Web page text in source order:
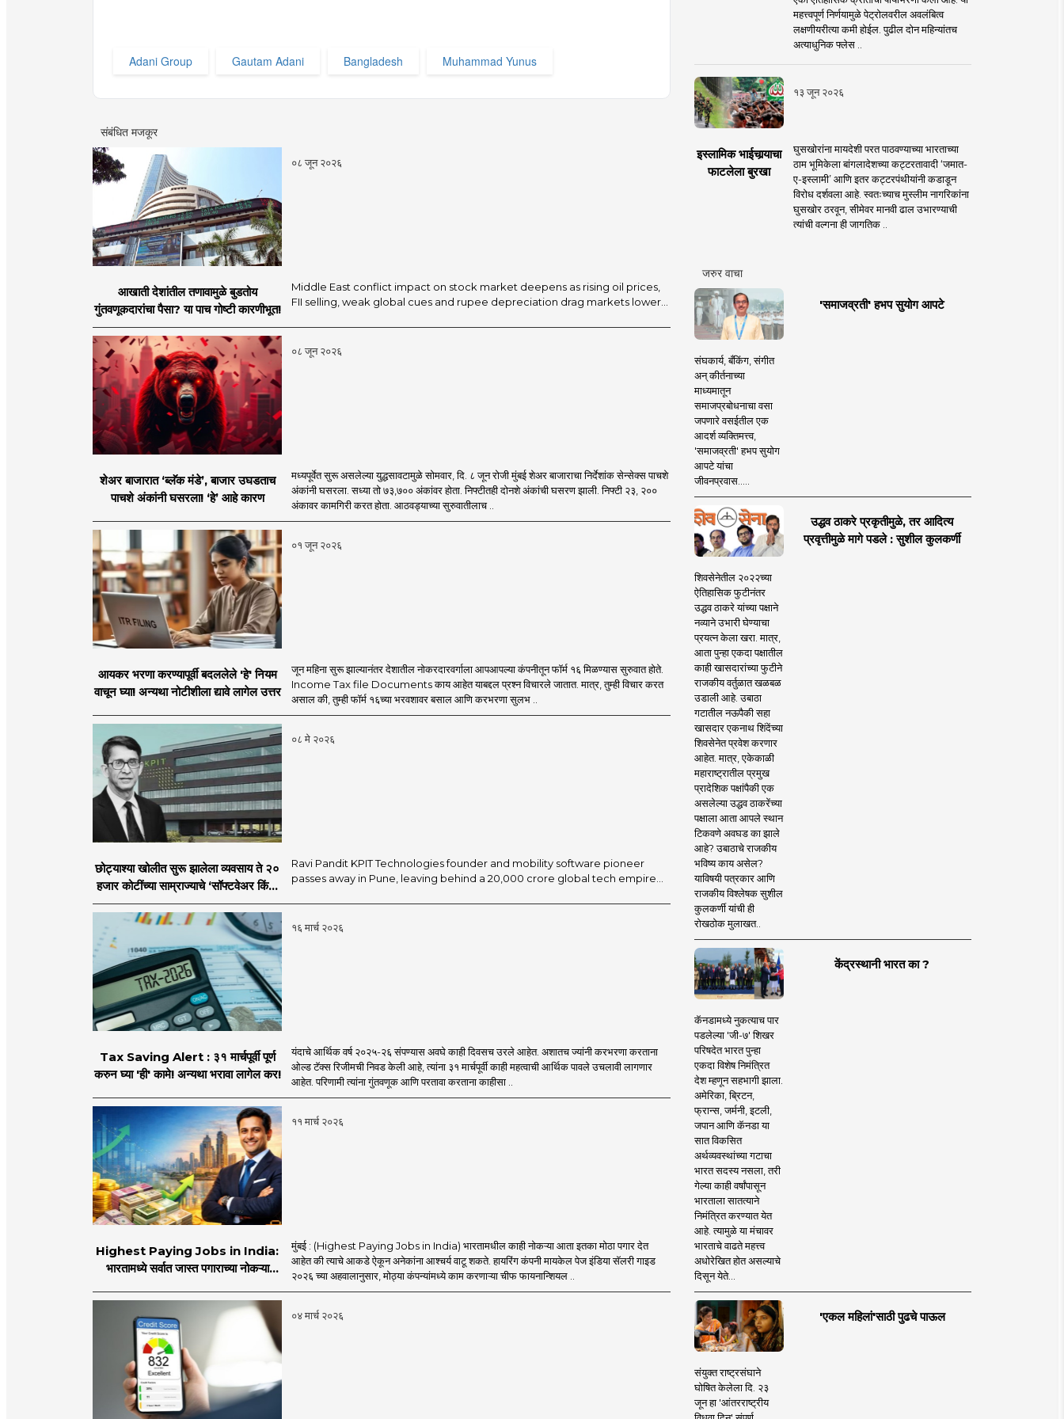
Adani Group Gautam Adani Bangladesh Muhammad Yunus
संबंधित मजकूर
०८ जून २०२६
आखाती देशांतील तणावामुळे बुडतोय
गुंतवणूकदारांचा पैसा? या पाच गोष्टी कारणीभूत!
Middle East conflict impact on stock market deepens as rising oil prices,
FII selling, weak global cues and rupee depreciation drag markets lower...
०८ जून २०२६
शेअर बाजारात ‘ब्लॅक मंडे’, बाजार उघडताच
पाचशे अंकांनी घसरला! ‘हे’ आहे कारण
मध्यपूर्वेत सुरू असलेल्या युद्धसावटामुळे सोमवार, दि. ८ जून रोजी मुंबई शेअर बाजाराचा निर्देशांक सेन्सेक्स पाचशे
अंकांनी घसरला. सध्या तो ७३,७०० अंकांवर होता. निफ्टीतही दोनशे अंकांची घसरण झाली. निफ्टी २३, २००
अंकावर कामगिरी करत होता. आठवड्याच्या सुरुवातीलाच ..
०१ जून २०२६
आयकर भरणा करण्यापूर्वी बदललेले 'हे' नियम
वाचून घ्या! अन्यथा नोटीशीला द्यावे लागेल उत्तर
जून महिना सुरू झाल्यानंतर देशातील नोकरदारवर्गाला आपआपल्या कंपनीतून फॉर्म १६ मिळण्यास सुरुवात होते.
Income Tax file Documents काय आहेत याबद्दल प्रश्न विचारले जातात. मात्र, तुम्ही विचार करत
असाल की, तुम्ही फॉर्म १६च्या भरवशावर बसाल आणि करभरणा सुलभ ..
०८ मे २०२६
छोट्याश्या खोलीत सुरू झालेला व्यवसाय ते २०
हजार कोटींच्या साम्राज्याचे ‘सॉफ्टवेअर किंग’
डॉ. रवी पंडीत यांचे निधन
Ravi Pandit KPIT Technologies founder and mobility software pioneer
passes away in Pune, leaving behind a ₹20,000 crore global tech empire...
१६ मार्च २०२६
Tax Saving Alert : ३१ मार्चपूर्वी पूर्ण
करुन घ्या 'ही' कामे! अन्यथा भरावा लागेल कर!
यंदाचे आर्थिक वर्ष २०२५-२६ संपण्यास अवघे काही दिवसच उरले आहेत. अशातच ज्यांनी करभरणा करताना
ओल्ड टॅक्स रिजीमची निवड केली आहे, त्यांना ३१ मार्चपूर्वी काही महत्वाची आर्थिक पावले उचलावी लागणार
आहेत. परिणामी त्यांना गुंतवणूक आणि परतावा करताना काहीसा ..
११ मार्च २०२६
Highest Paying Jobs in India:
भारतामध्ये सर्वात जास्त पगाराच्या नोकऱ्या
मुंबई : (Highest Paying Jobs in India) भारतामधील काही नोकऱ्या आता इतका मोठा पगार देत
आहेत की त्याचे आकडे ऐकून अनेकांना आश्चर्य वाटू शकते. हायरिंग कंपनी मायकेल पेज इंडिया सॅलरी गाइड
२०२६ च्या अहवालानुसार, मोठ्या कंपन्यांमध्ये काम करणाऱ्या चीफ फायनान्शियल ..
०४ मार्च २०२६
महत्त्वपूर्ण निर्णयामुळे पेट्रोलवरील अवलंबित्व
लक्षणीयरीत्या कमी होईल. पुढील दोन महिन्यांतच
अत्याधुनिक फ्लेस ..
१३ जून २०२६
इस्लामिक भाईचार्‍याचा
फाटलेला बुरखा
घुसखोरांना मायदेशी परत पाठवण्याच्या भारताच्या
ठाम भूमिकेला बांगलादेशच्या कट्टरतावादी ‘जमात-
ए-इस्लामी’ आणि इतर कट्टरपंथीयांनी कडाडून
विरोध दर्शवला आहे. स्वतःच्याच मुस्लीम नागरिकांना
घुसखोर ठरवून, सीमेवर मानवी ढाल उभारण्याची
त्यांची वल्गना ही जागतिक ..
जरुर वाचा
'समाजव्रती' हभप सुयोग आपटे
संघकार्य, बँकिंग, संगीत
अन् कीर्तनाच्या
माध्यमातून
समाजप्रबोधनाचा वसा
जपणारे वसईतील एक
आदर्श व्यक्तिमत्त्व,
'समाजव्रती' हभप सुयोग
आपटे यांचा
जीवनप्रवास.....
उद्धव ठाकरे प्रकृतीमुळे, तर आदित्य
प्रवृत्तीमुळे मागे पडले : सुशील कुलकर्णी
शिवसेनेतील २०२२च्या
ऐतिहासिक फुटीनंतर
उद्धव ठाकरे यांच्या पक्षाने
नव्याने उभारी घेण्याचा
प्रयत्न केला खरा. मात्र,
आता पुन्हा एकदा पक्षातील
काही खासदारांच्या फुटीने
राजकीय वर्तुळात खळबळ
उडाली आहे. उबाठा
गटातील नऊपैकी सहा
खासदार एकनाथ शिंदेंच्या
शिवसेनेत प्रवेश करणार
आहेत. मात्र, एकेकाळी
महाराष्ट्रातील प्रमुख
प्रादेशिक पक्षांपैकी एक
असलेल्या उद्धव ठाकरेंच्या
पक्षाला आता आपले स्थान
टिकवणे अवघड का झाले
आहे? उबाठाचे राजकीय
भविष्य काय असेल?
याविषयी पत्रकार आणि
राजकीय विश्लेषक सुशील
कुलकर्णी यांची ही
रोखठोक मुलाखत..
केंद्रस्थानी भारत का ?
कॅनडामध्ये नुकत्याच पार
पडलेल्या 'जी-७' शिखर
परिषदेत भारत पुन्हा
एकदा विशेष निमंत्रित
देश म्हणून सहभागी झाला.
अमेरिका, ब्रिटन,
फ्रान्स, जर्मनी, इटली,
जपान आणि कॅनडा या
सात विकसित
अर्थव्यवस्थांच्या गटाचा
भारत सदस्य नसला, तरी
गेल्या काही वर्षांपासून
भारताला सातत्याने
निमंत्रित करण्यात येत
आहे. त्यामुळे या मंचावर
भारताचे वाढते महत्त्व
अधोरेखित होत असल्याचे
दिसून येते...
'एकल महिलां'साठी पुढचे पाऊल
संयुक्त राष्ट्रसंघाने
घोषित केलेला दि. २३
जून हा 'आंतरराष्ट्रीय